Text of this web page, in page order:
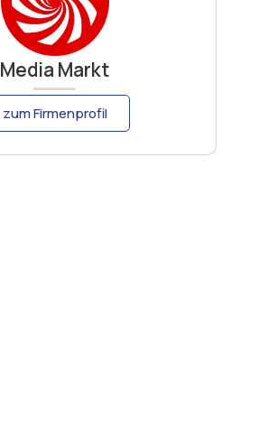
Media Markt
zum Firmenprofil